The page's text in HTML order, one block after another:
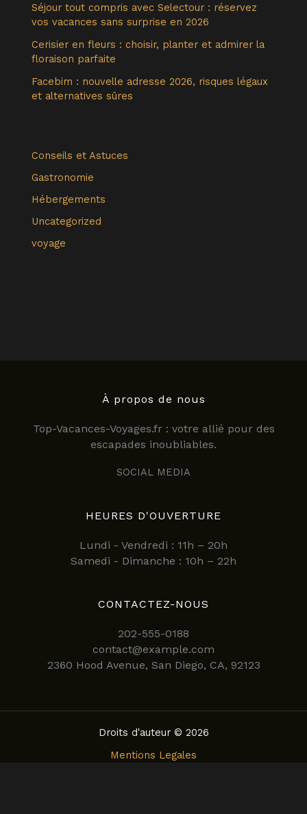
Séjour tout compris avec Selectour : réservez
vos vacances sans surprise en 2026
Cerisier en fleurs : choisir, planter et admirer la
floraison parfaite
Facebim : nouvelle adresse 2026, risques légaux
et alternatives sûres
Conseils et Astuces
Gastronomie
Hébergements
Uncategorized
voyage
À propos de nous
Top-Vacances-Voyages.fr : votre allié pour des
escapades inoubliables.
SOCIAL MEDIA
HEURES D'OUVERTURE
Lundi - Vendredi : 11h – 20h
Samedi - Dimanche : 10h – 22h
CONTACTEZ-NOUS
202-555-0188
contact@example.com
2360 Hood Avenue, San Diego, CA, 92123
Droits d'auteur © 2026
Mentions Legales